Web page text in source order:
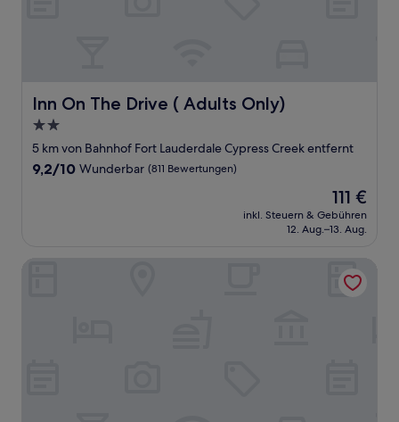
Inn On The Drive ( Adults Only)
Inn On The Drive ( Adults Only)
2.0-
Sterne-
Unterkunft
5 km von Bahnhof Fort Lauderdale Cypress Creek entfernt
9.2
9,2/10 Wunderbar (811 Bewertungen)
Der
Preis
beträgt
111 €
inkl. Steuern & Gebühren
12. Aug.–13. Aug.